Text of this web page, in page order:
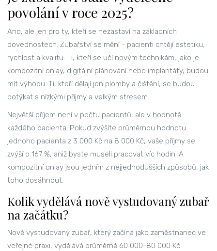
povolání v roce 2025?
Ano, ale jen pro ty, kteří se nezastaví na základních
dovednostech. Zubařství se mění - pacienti chtějí estetiku,
rychlost a kvalitu. Ti, kteří se učí novým technikám, jako je
kompozitní onlay, digitální plánování nebo implantáty, budou
mít výhodu. Ti, kteří dělají jen plomby a čištění, se budou
potýkat s nízkými příjmy a velkým stresem.
Největší příjem není v počtu pacientů, ale v hodnotě
každého pacienta. Pokud zvýšíte průměrnou hodnotu
jednoho pacienta z 3 000 Kč na 8 000 Kč, vaše příjmy se
zvýší o 167 %, aniž byste museli pracovat víc hodin. A
kompozitní onlay jsou jedním z nejjednodušších způsobů, jak
toho dosáhnout.
Kolik vydělává nově vystudovaný zubař
na začátku?
Nově vystudovaný zubař, který začíná jako zaměstnanec ve
veřejné praxi, vydělává průměrně 60 000-80 000 Kč